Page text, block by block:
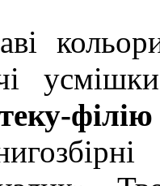
філію